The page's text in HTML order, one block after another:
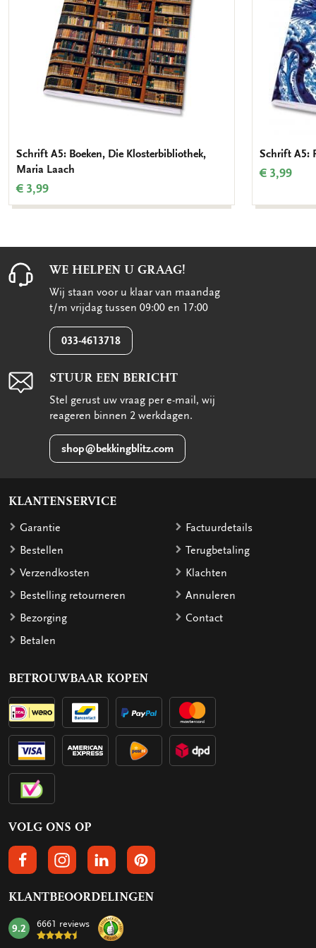
Schrift A5: Boeken, Die Klosterbibliothek,
Maria Laach
€ 3,99
Schrift A5:
€ 3,99
WE HELPEN U GRAAG!
Wij staan voor u klaar van maandag
t/m vrijdag tussen 09:00 en 17:00
033-4613718
STUUR EEN BERICHT
Stel gerust uw vraag per e-mail, wij
reageren binnen 2 werkdagen.
shop@bekkingblitz.com
KLANTENSERVICE
Garantie
Bestellen
Verzendkosten
Bestelling retourneren
Bezorging
Betalen
Factuurdetails
Terugbetaling
Klachten
Annuleren
Contact
BETROUWBAAR KOPEN
VOLG ONS OP
VOLGS ONS OP FACEBOOK
VOLG ONS OP INSTAGRAM
VOLG ONS OP LINKEDIN
VOLG ONS OP PINTEREST
KLANTBEOORDELINGEN
mark:
9.2 6661 reviews